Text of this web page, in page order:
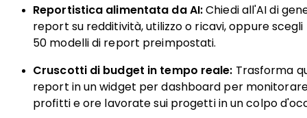
Reportistica alimentata da AI: Chiedi all'AI di
report su redditività, utilizzo o ricavi, oppure
50 modelli di report preimpostati.
Cruscotti di budget in tempo reale: Trasforma
report in un widget per dashboard per
profitti e ore lavorate sui progetti in un colpo